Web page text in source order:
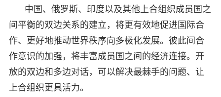
中国、俄罗斯、印度以及其他上合组织成员国之
间平衡的双边关系的建立，将更有效地促进国际合
作、更好地推动世界秩序向多极化发展。彼此间合
作意识的加强，将丰富成员国之间的经济连接。开
放的双边和多边对话，可以解决最棘手的问题、让
上合组织更具活力。